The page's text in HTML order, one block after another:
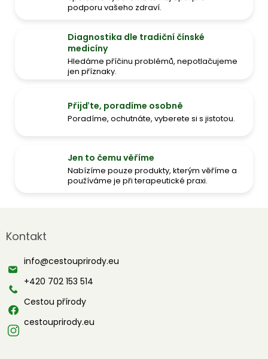
podporu vašeho zdraví.
Diagnostika dle tradiční čínské
medicíny
Hledáme příčinu problémů, nepotlačujeme
jen příznaky.
Přijďte, poradíme osobně
Poradíme, ochutnáte, vyberete si s jistotou.
Jen to čemu věříme
Nabízíme pouze produkty, kterým věříme a
používáme je při terapeutické praxi.
p
t
Kontakt
info@cestouprirody.eu
+420 702 153 514
Cestou přírody
cestouprirody.eu